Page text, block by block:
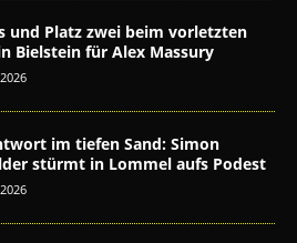
und Platz zwei beim vorletzten
Bielstein für Alex Massury
im tiefen Sand: Simon
stürmt in Lommel aufs Podest